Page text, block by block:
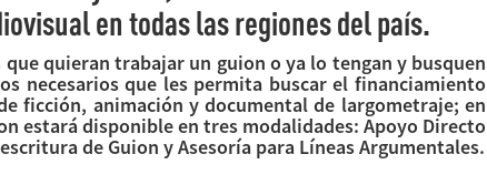
en todas las regiones del país.
quieran trabajar un guion o ya lo tengan y busquen
necesarios que les permita buscar el financiamiento
ficción, animación y documental de largometraje; en
estará disponible en tres modalidades: Apoyo Directo
de Guion y Asesoría para Líneas Argumentales.